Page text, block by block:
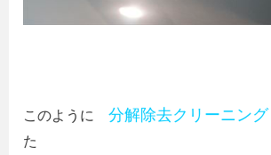
このように 分解除去クリーニング
た